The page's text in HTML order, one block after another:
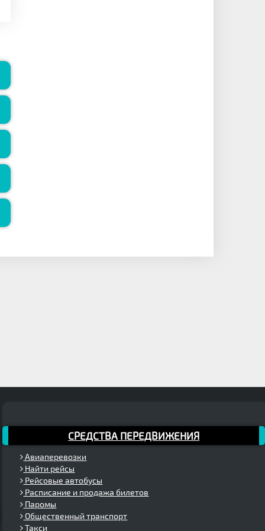
СРЕДСТВА ПЕРЕДВИЖЕНИЯ
Авиаперевозки
Найти рейсы
Рейсовые автобусы
Расписание и продажа билетов
Паромы
Общественный транспорт
Такси